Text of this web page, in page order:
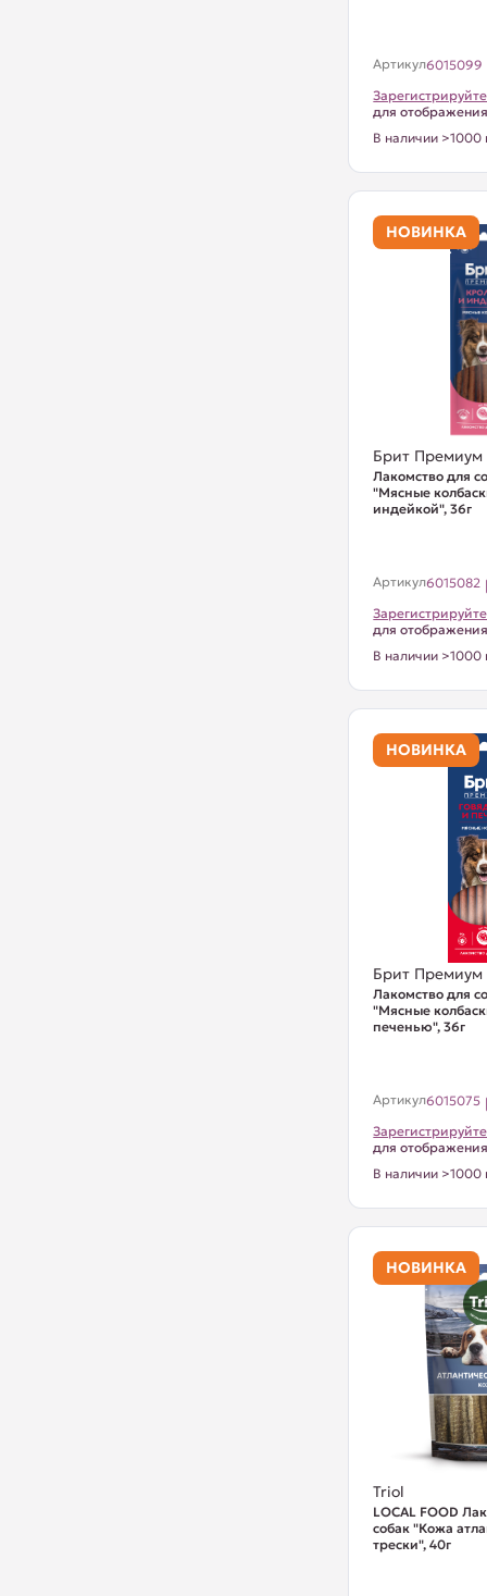
Артикул6015099
для
В наличии >1000
НОВИНКА
Брит Премиум
Лакомство для
"Мясные
индейкой", 36г
Артикул6015082
для
В наличии >1000
НОВИНКА
Брит Премиум
Лакомство для
"Мясные
печенью", 36г
Артикул6015075
для
В наличии >1000
НОВИНКА
Triol
LOCAL FOOD
собак "Кожа
трески", 40г